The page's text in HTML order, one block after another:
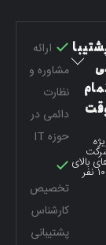
بالای
نفر
ارائه
مشاوره و
نظارت
دائمی در
حوزه IT
تخصیص
کارشناس
پشتیبانی